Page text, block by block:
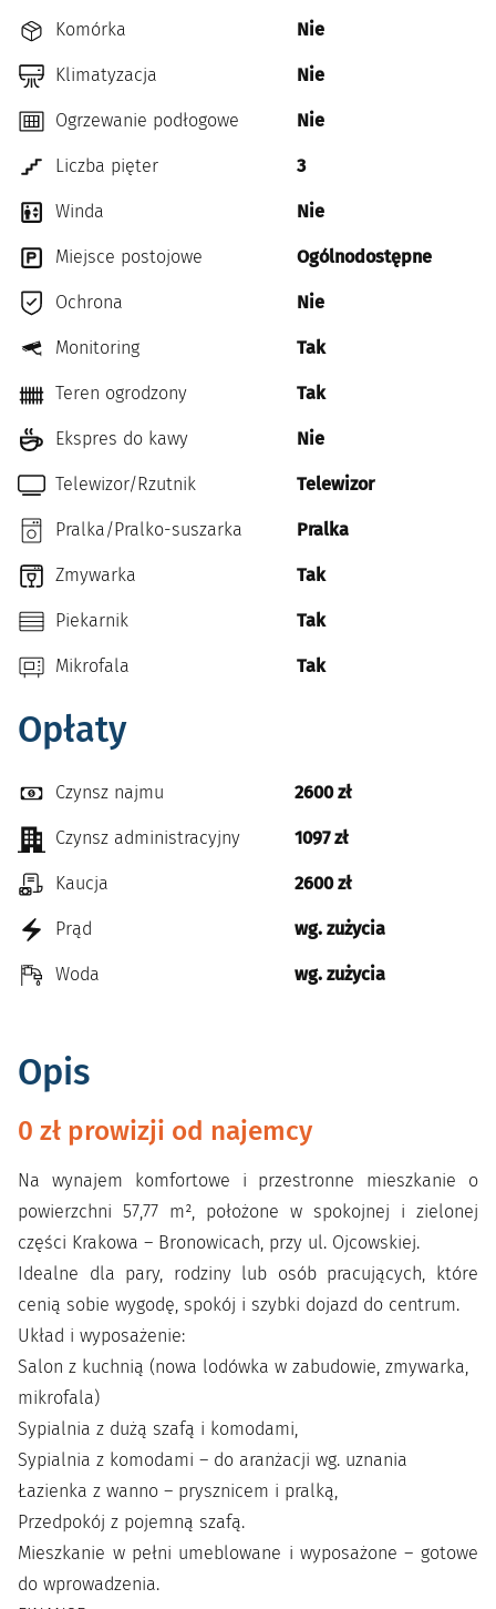
Komórka Nie
Klimatyzacja Nie
Ogrzewanie podłogowe Nie
Liczba pięter 3
Winda Nie
Miejsce postojowe Ogólnodostępne
Ochrona Nie
Monitoring Tak
Teren ogrodzony Tak
Ekspres do kawy Nie
Telewizor/Rzutnik Telewizor
Pralka/Pralko-suszarka Pralka
Zmywarka Tak
Piekarnik Tak
Mikrofala Tak
Opłaty
Czynsz najmu 2600 zł
Czynsz administracyjny 1097 zł
Kaucja 2600 zł
Prąd wg. zużycia
Woda wg. zużycia
Opis
0 zł prowizji od najemcy
Na wynajem komfortowe i przestronne mieszkanie o
powierzchni 57,77 m², położone w spokojnej i zielonej
części Krakowa – Bronowicach, przy ul. Ojcowskiej.
Idealne dla pary, rodziny lub osób pracujących, które
cenią sobie wygodę, spokój i szybki dojazd do centrum.
Układ i wyposażenie:
Salon z kuchnią (nowa lodówka w zabudowie, zmywarka,
mikrofala)
Sypialnia z dużą szafą i komodami,
Sypialnia z komodami – do aranżacji wg. uznania
Łazienka z wanno – prysznicem i pralką,
Przedpokój z pojemną szafą.
Mieszkanie w pełni umeblowane i wyposażone – gotowe
do wprowadzenia.